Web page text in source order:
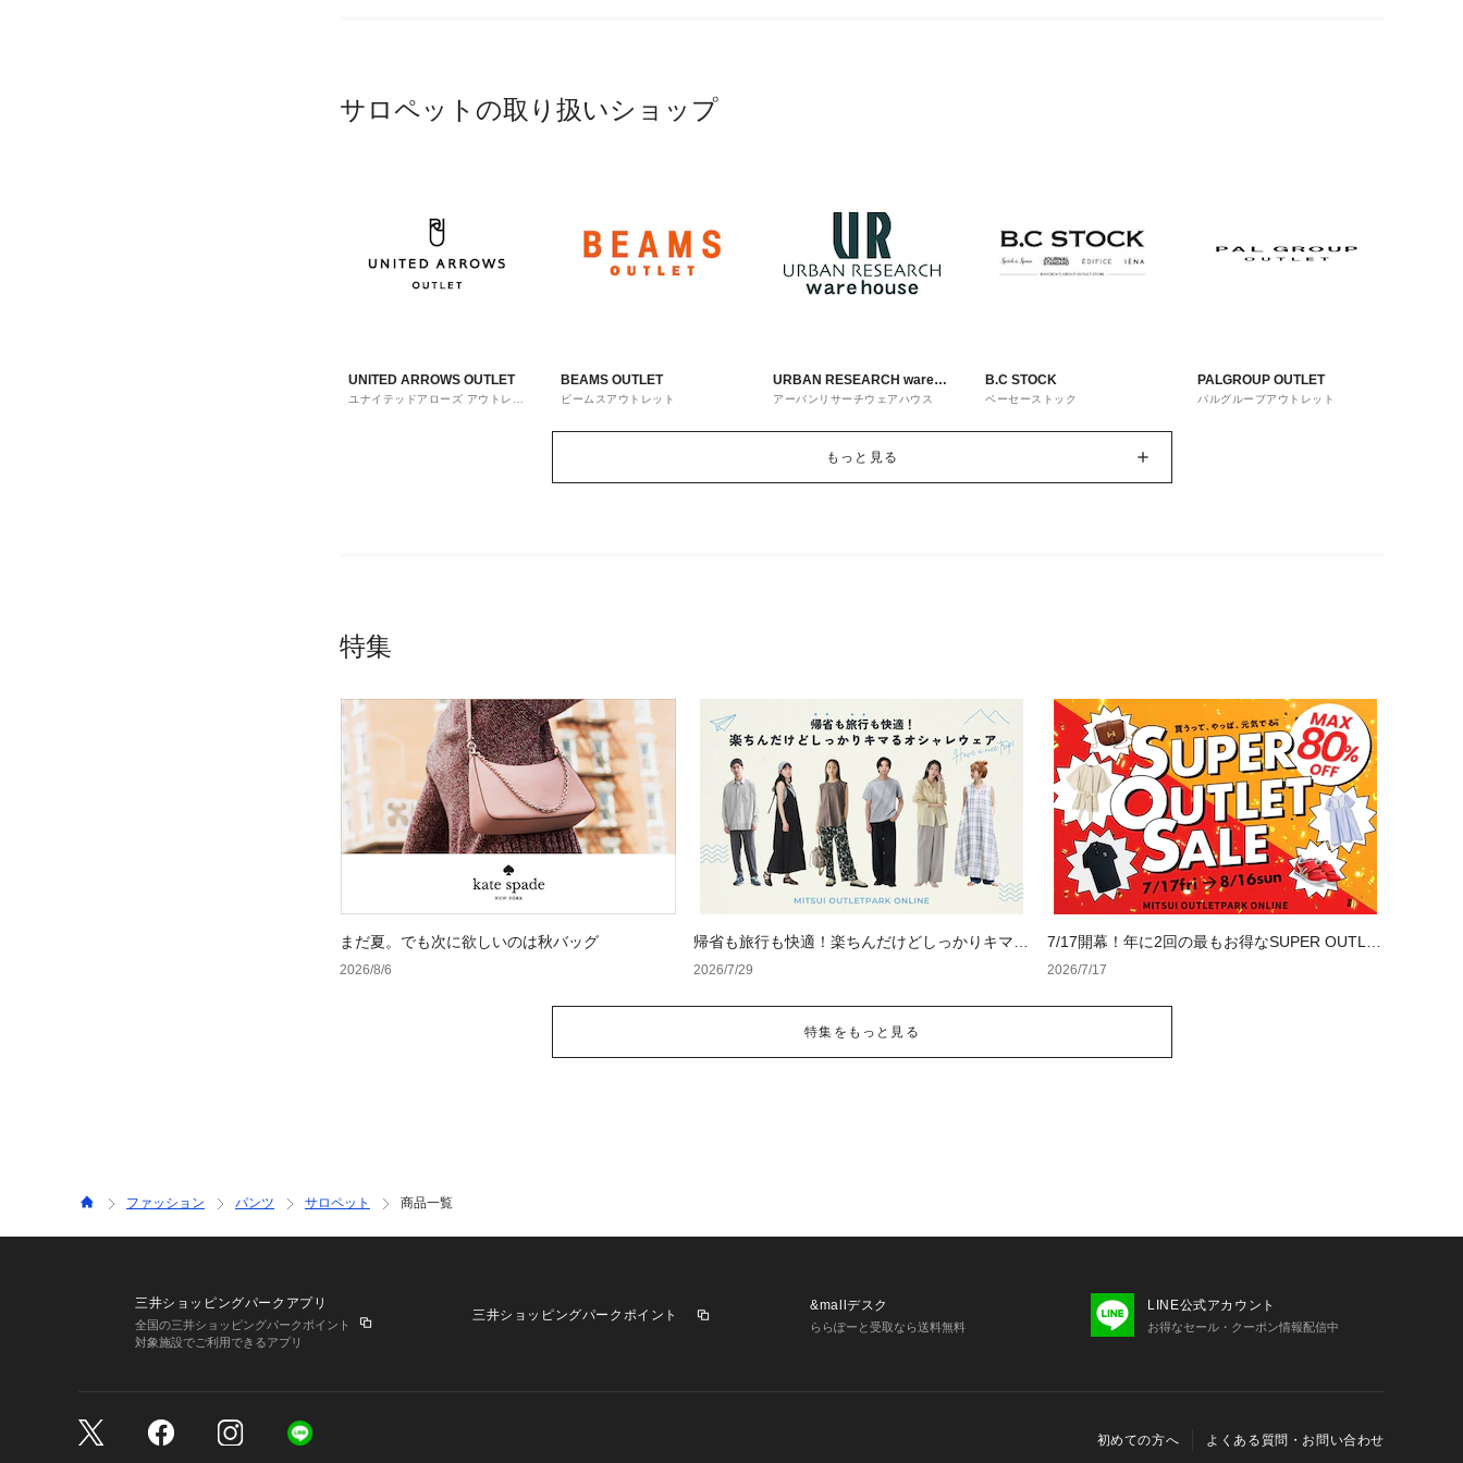
サロペットの取り扱いショップ
UNITED ARROWS OUTLET
ユナイテッドアローズ アウトレッ
BEAMS OUTLET
ビームスアウトレット
URBAN RESEARCH ware
house
アーバンリサーチウェアハウス
B.C STOCK
ベーセーストック
PALGROUP OUTLET
パルグループアウトレット
もっと見る
特集
まだ夏。でも次に欲しいのは秋バッグ
2026/8/6
帰省も旅行も快適！楽ちんだけどしっかりキマる
オシャレウェア特集
2026/7/29
7/17開幕！年に2回の最もお得なSUPER OUTLE
T SALE
2026/7/17
特集をもっと見る
ファッション パンツ サロペット 商品一覧
三井ショッピングパークアプリ
全国の三井ショッピングパークポイント
対象施設でご利用できるアプリ
三井ショッピングパークポイント
&mallデスク
ららぽーと受取なら送料無料
LINE公式アカウント
お得なセール・クーポン情報配信中
初めての方へ よくある質問・お問い合わせ